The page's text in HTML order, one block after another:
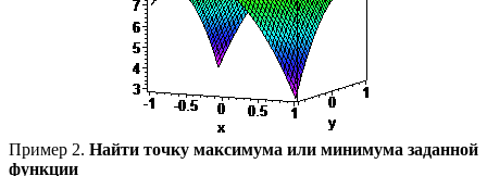
Пример 2. Найти точку максимума или минимума заданной
функции